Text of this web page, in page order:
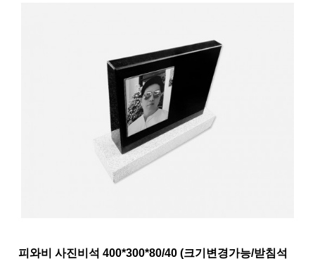
피와비 사진비석 400*300*80/40 (크기변경가능/받침석